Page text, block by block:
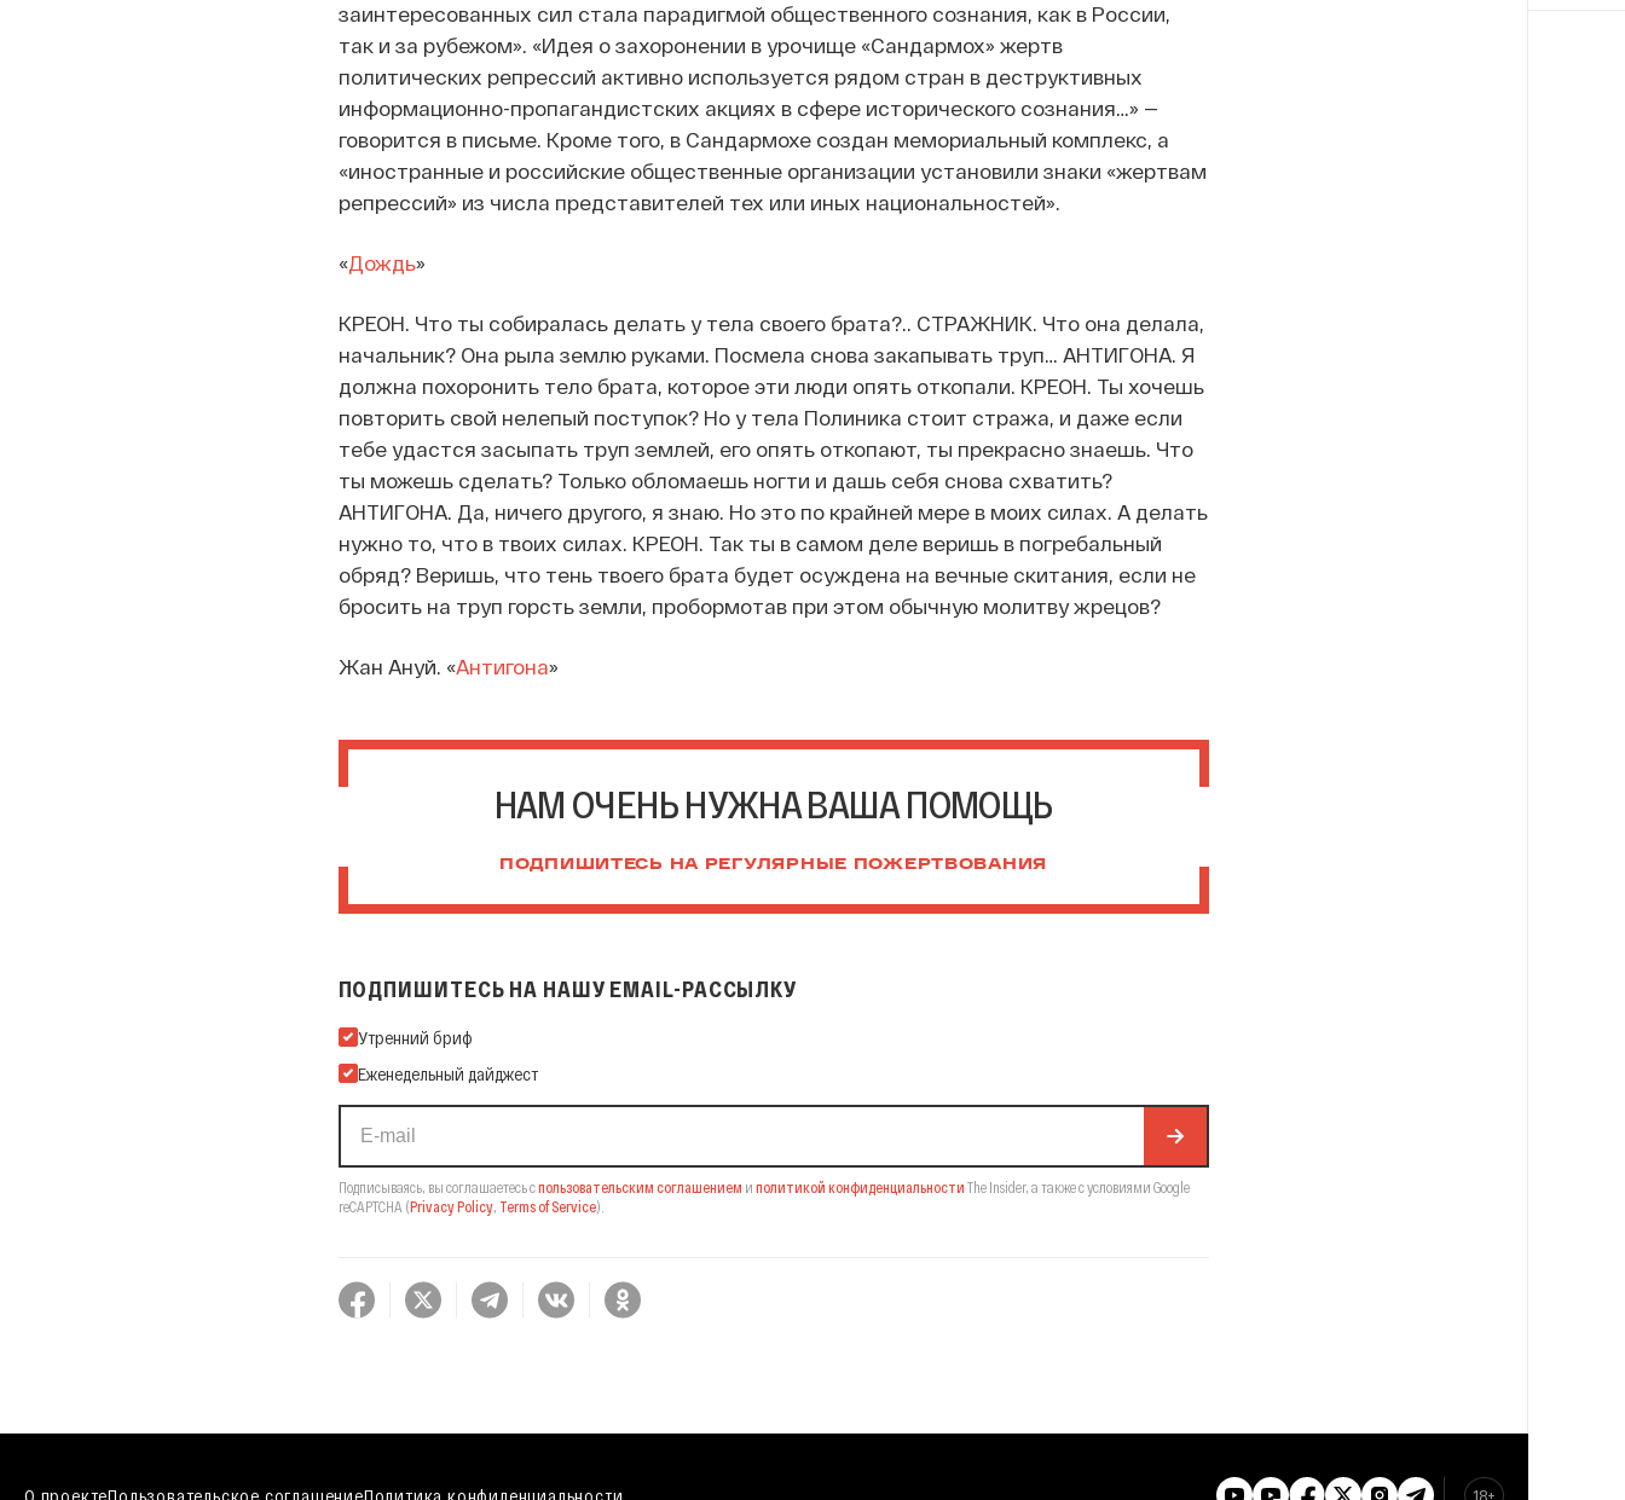
заинтересованных сил стала парадигмой общественного сознания, как в России,
так и за рубежом». «Идея о захоронении в урочище «Сандармох» жертв
политических репрессий активно используется рядом стран в деструктивных
информационно-пропагандистских акциях в сфере исторического сознания…» —
говорится в письме. Кроме того, в Сандармохе создан мемориальный комплекс, а
«иностранные и российские общественные организации установили знаки «жертвам
репрессий» из числа представителей тех или иных национальностей».
«Дождь»
КРЕОН. Что ты собиралась делать у тела своего брата?.. СТРАЖНИК. Что она делала,
начальник? Она рыла землю руками. Посмела снова закапывать труп… АНТИГОНА. Я
должна похоронить тело брата, которое эти люди опять откопали. КРЕОН. Ты хочешь
повторить свой нелепый поступок? Но у тела Полиника стоит стража, и даже если
тебе удастся засыпать труп землей, его опять откопают, ты прекрасно знаешь. Что
ты можешь сделать? Только обломаешь ногти и дашь себя снова схватить?
АНТИГОНА. Да, ничего другого, я знаю. Но это по крайней мере в моих силах. А делать
нужно то, что в твоих силах. КРЕОН. Так ты в самом деле веришь в погребальный
обряд? Веришь, что тень твоего брата будет осуждена на вечные скитания, если не
бросить на труп горсть земли, пробормотав при этом обычную молитву жрецов?
Жан Ануй. «Антигона»
НАМ ОЧЕНЬ НУЖНА ВАША ПОМОЩЬ
ПОДПИШИТЕСЬ НА РЕГУЛЯРНЫЕ ПОЖЕРТВОВАНИЯ
ПОДПИШИТЕСЬ НА НАШУ EMAIL-РАССЫЛКУ
Подпишитесь на нашу Email-рассылку
Утренний бриф
Еженедельный дайджест
Подписываясь, вы соглашаетесь спользовательским соглашением и политикой конфиденциальности The Insider, а также с условиями Google
reCAPTCHA (Privacy Policy, Terms of Service).
О проектеПользовательское соглашениеПолитика конфиденциальности 18+